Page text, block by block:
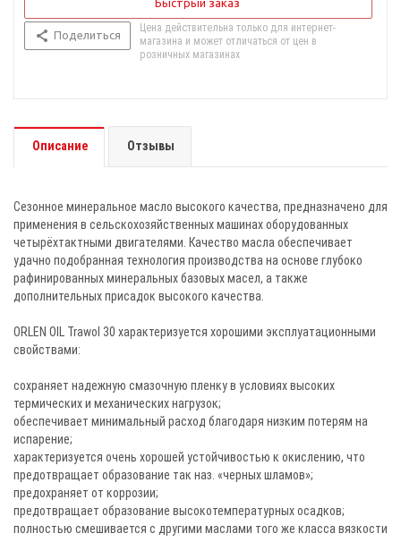
Быстрый заказ
Поделиться
Цена действительна только для интернет-
магазина и может отличаться от цен в
розничных магазинах
Описание Отзывы
Сезонное минеральное масло высокого качества, предназначено для
применения в сельскохозяйственных машинах оборудованных
четырёхтактными двигателями. Качество масла обеспечивает
удачно подобранная технология производства на основе глубоко
рафинированных минеральных базовых масел, а также
дополнительных присадок высокого качества.
ORLEN OIL Trawol 30 характеризуется хорошими эксплуатационными
свойствами:
сохраняет надежную смазочную пленку в условиях высоких
термических и механических нагрузок;
обеспечивает минимальный расход благодаря низким потерям на
испарение;
характеризуется очень хорошей устойчивостью к окислению, что
предотвращает образование так наз. «черных шламов»;
предохраняет от коррозии;
предотвращает образование высокотемпературных осадков;
полностью смешивается с другими маслами того же класса вязкости